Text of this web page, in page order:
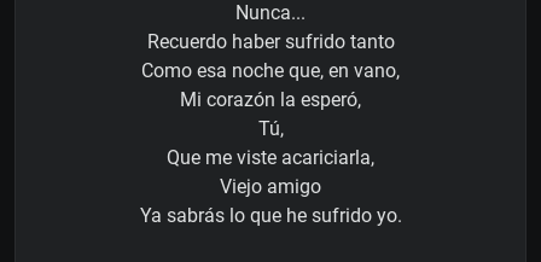
Nunca...
Recuerdo haber sufrido tanto
Como esa noche que, en vano,
Mi corazón la esperó,
Tú,
Que me viste acariciarla,
Viejo amigo
Ya sabrás lo que he sufrido yo.